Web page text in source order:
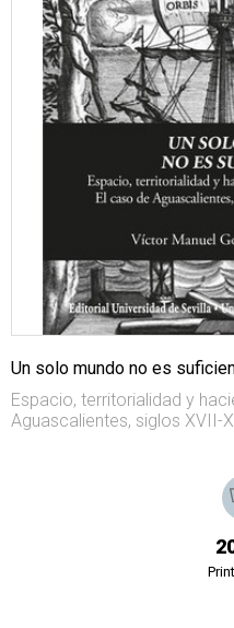
Un solo mundo no es
Espacio, territorialidad y
Aguascalientes, siglos XVII-